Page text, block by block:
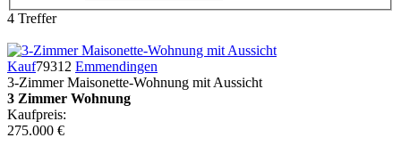
4 Treffer
Kauf79312 Emmendingen
3-Zimmer Maisonette-Wohnung mit Aussicht
3 Zimmer Wohnung
Kaufpreis:
275.000 €